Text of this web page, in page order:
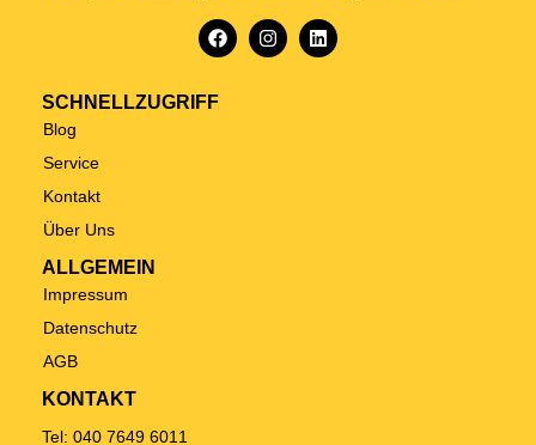
SCHNELLZUGRIFF
Blog
Service
Kontakt
Über Uns
ALLGEMEIN
Impressum
Datenschutz
AGB
KONTAKT
Tel: 040 7649 6011